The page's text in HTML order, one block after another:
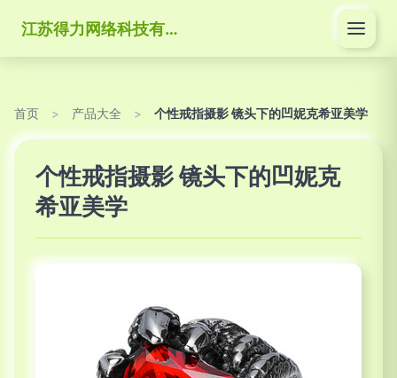
江苏得力网络科技有限公司
首页 > 产品大全 > 个性戒指摄影 镜头下的凹妮克希亚美学
个性戒指摄影 镜头下的凹妮克
希亚美学